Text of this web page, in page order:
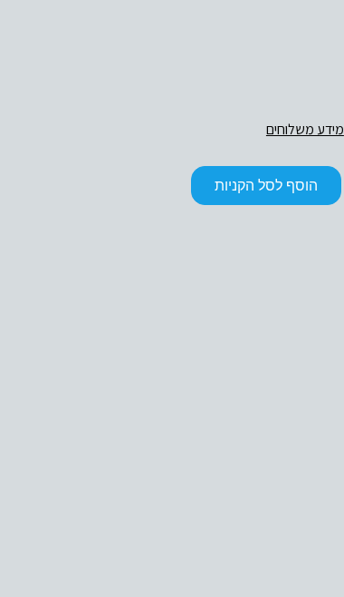
מידע משלוחים
הוסף לסל הקניות